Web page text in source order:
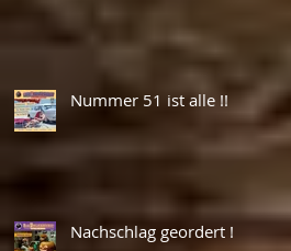
Nummer 51 ist alle !!
Nachschlag geordert !